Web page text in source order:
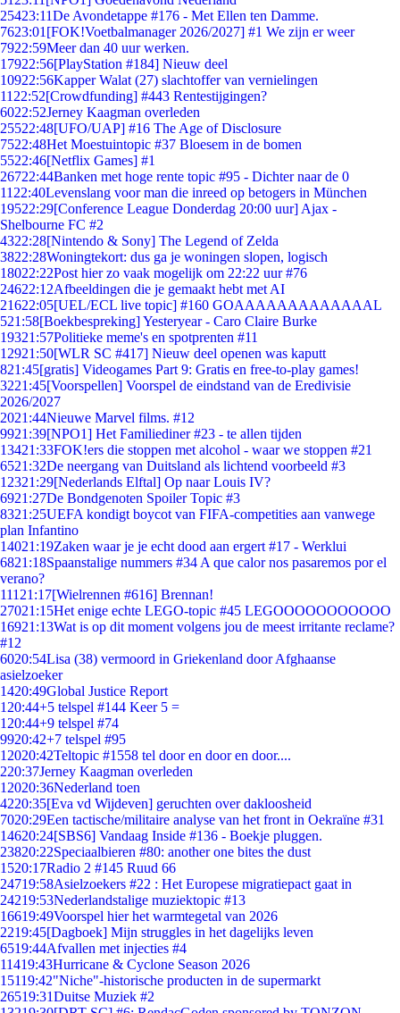
25423:11De Avondetappe #176 - Met Ellen ten Damme.
7623:01 [FOK!Voetbalmanager 2026/2027] #1 We zijn er weer
7922:59Meer dan 40 uur werken.
17922:56[PlayStation #184] Nieuw deel
10922:56Kapper Walat (27) slachtoffer van vernielingen
11 22:52[Crowdfunding] #443 Rentestijgingen?
6022:52Jerney Kaagman overleden
25522:48[UFO/UAP] #16 The Age of Disclosure
7522:48Het Moestuintopic #37 Bloesem in de bomen
5522:46[Netflix Games] #1
26722:44Banken met hoge rente topic #95 - Dichter naar de 0
11 22:40Levenslang voor man die inreed op betogers in München
19522:29[Conference League Donderdag 20:00 uur] Ajax -
Shelbourne FC #2
4322:28[Nintendo & Sony] The Legend of Zelda
3822:28Woningtekort: dus ga je woningen slopen, logisch
18022:22Post hier zo vaak mogelijk om 22:22 uur #76
24622:12Afbeeldingen die je gemaakt hebt met AI
21622:05[UEL/ECL live topic] #160 GOAAAAAAAAAAAAAL
521:58[Boekbespreking] Yesteryear - Caro Claire Burke
19321:57Politieke meme's en spotprenten #11
12921:50[WLR SC #417] Nieuw deel openen was kaputt
821:45[gratis] Videogames Part 9: Gratis en free-to-play games!
3221:45[Voorspellen] Voorspel de eindstand van de Eredivisie
2026/2027
2021:44Nieuwe Marvel films. #12
9921:39[NPO1] Het Familiediner #23 - te allen tijden
13421:33FOK!ers die stoppen met alcohol - waar we stoppen #21
6521:32De neergang van Duitsland als lichtend voorbeeld #3
12321:29[Nederlands Elftal] Op naar Louis IV?
6921:27De Bondgenoten Spoiler Topic #3
8321:25UEFA kondigt boycot van FIFA-competities aan vanwege
plan Infantino
14021:19Zaken waar je je echt dood aan ergert #17 - Werklui
6821:18Spaanstalige nummers #34 A que calor nos pasaremos por el
verano?
111 21:17[Wielrennen #616] Brennan!
27021:15Het enige echte LEGO-topic #45 LEGOOOOOOOOOOO
16921:13Wat is op dit moment volgens jou de meest irritante reclame?
#12
6020:54Lisa (38) vermoord in Griekenland door Afghaanse
asielzoeker
1420:49Global Justice Report
1 20:44+5 telspel #144 Keer 5 =
1 20:44+9 telspel #74
9920:42+7 telspel #95
12020:42Teltopic #1558 tel door en door en door....
220:37Jerney Kaagman overleden
12020:36Nederland toen
4220:35[Eva vd Wijdeven] geruchten over dakloosheid
7020:29Een tactische/militaire analyse van het front in Oekraïne #31
14620:24[SBS6] Vandaag Inside #136 - Boekje pluggen.
23820:22Speciaalbieren #80: another one bites the dust
1520:17Radio 2 #145 Ruud 66
24719:58Asielzoekers #22 : Het Europese migratiepact gaat in
24219:53Nederlandstalige muziektopic #13
16619:49Voorspel hier het warmtegetal van 2026
2219:45[Dagboek] Mijn struggles in het dagelijks leven
6519:44Afvallen met injecties #4
11419:43Hurricane & Cyclone Season 2026
15119:42"Niche"-historische producten in de supermarkt
26519:31Duitse Muziek #2